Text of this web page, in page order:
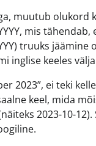
muutub olukord
mis
truuks
inglise keeles
2023”, ei teki
keel, mida
2023-10-